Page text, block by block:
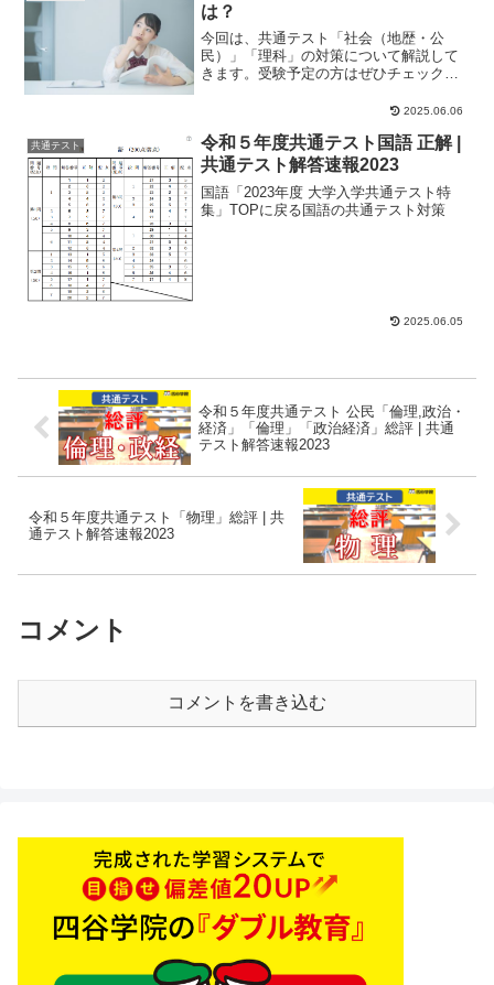
は？
今回は、共通テスト「社会（地歴・公
民）」「理科」の対策について解説して
きます。受験予定の方はぜひチェックし
2025.06.06
共通テスト
令和５年度共通テスト国語 正解 |
共通テスト解答速報2023
国語「2023年度 大学入学共通テスト特
集」TOPに戻る国語の共通テスト対策
2025.06.05
令和５年度共通テスト 公民「倫理,政治・
経済」「倫理」「政治経済」総評 | 共通
テスト解答速報2023
令和５年度共通テスト「物理」総評 | 共
通テスト解答速報2023
コメント
コメントを書き込む